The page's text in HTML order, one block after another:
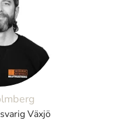
Växjö